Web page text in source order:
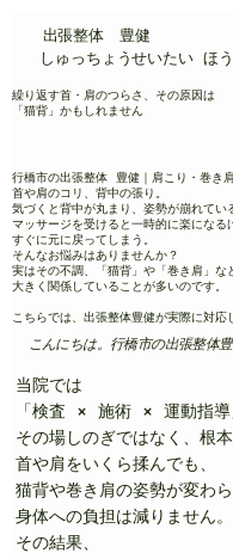
出張整体 豊健
しゅっちょうせいたい ほ
繰り返す首・肩のつらさ、その原因は
「猫背」かもしれません
行橋市の出張整体 豊健｜肩こり・巻き
首や肩のコリ、背中の張り。
気づくと背中が丸まり、姿勢が崩れてい
マッサージを受けると一時的に楽になる
すぐに元に戻ってしまう。
そんなお悩みはありませんか？
実はその不調、「猫背」や「巻き肩」な
大きく関係していることが多いのです。
こちらでは、出張整体豊健が実際に対応
こんにちは。行橋市の出張整体
当院では
「検査 × 施術 × 運動指導
その場しのぎではなく、根
首や肩をいくら揉んでも、
猫背や巻き肩の姿勢が変わら
身体への負担は減りません。
その結果、